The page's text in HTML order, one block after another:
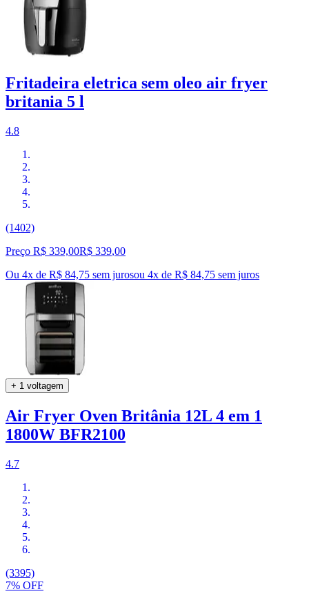
Fritadeira eletrica sem oleo air fryer
britania 5 l
4.8
(1402)
Preço R$ 339,00R$ 339,00
Ou 4x de R$ 84,75 sem jurosou 4x de R$ 84,75 sem juros
+ 1 voltagem
Air Fryer Oven Britânia 12L 4 em 1
1800W BFR2100
4.7
(3395)
7% OFF